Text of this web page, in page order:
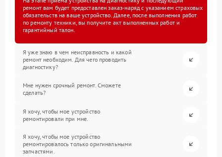
ремонт вам будет предоставлен заказ-наряд с указанием страховых
обязательств на ваше устройство. Далее, после выполнения работ
по ремонту техники, вы получите акт выполненных работ и
гарантийный талон.
Я уже знаю в чем неисправность и какой
ремонт необходим. Для чего проводить
диагностику?
Мне нужен срочный ремонт. Сможете
сделать?
Я хочу, чтобы мое устройство
ремонтировали при мне.
Я хочу, чтобы мое устройство
ремонтировалось только оригинальными
запчастями.